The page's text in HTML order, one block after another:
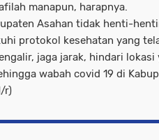
manapun, harapnya.
Asahan tidak henti-
protokol kesehatan yang
jaga jarak, hindari
wabah covid 19 di
r)